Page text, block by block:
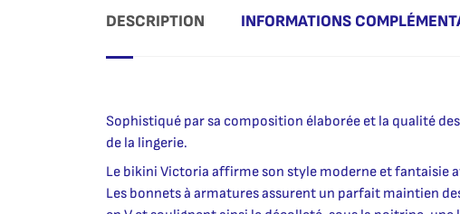
DESCRIPTION INFORMATIONS
Sophistiqué par sa composition élaborée et la qualité
de la lingerie.
Le bikini Victoria affirme son style moderne et fantaisie
Les bonnets à armatures assurent un parfait maintien